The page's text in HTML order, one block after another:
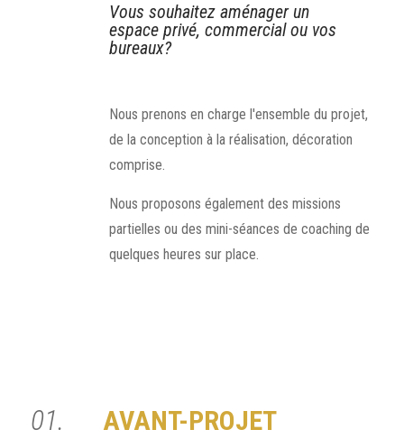
Vous souhaitez aménager un
espace privé, commercial ou vos
bureaux?
Nous prenons en charge l'ensemble du projet,
de la conception à la réalisation, décoration
comprise.
Nous proposons également des missions
partielles ou des mini-séances de coaching de
quelques heures sur place.
01. AVANT-PROJET